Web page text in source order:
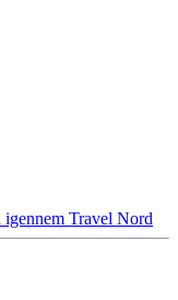
Travel Nord